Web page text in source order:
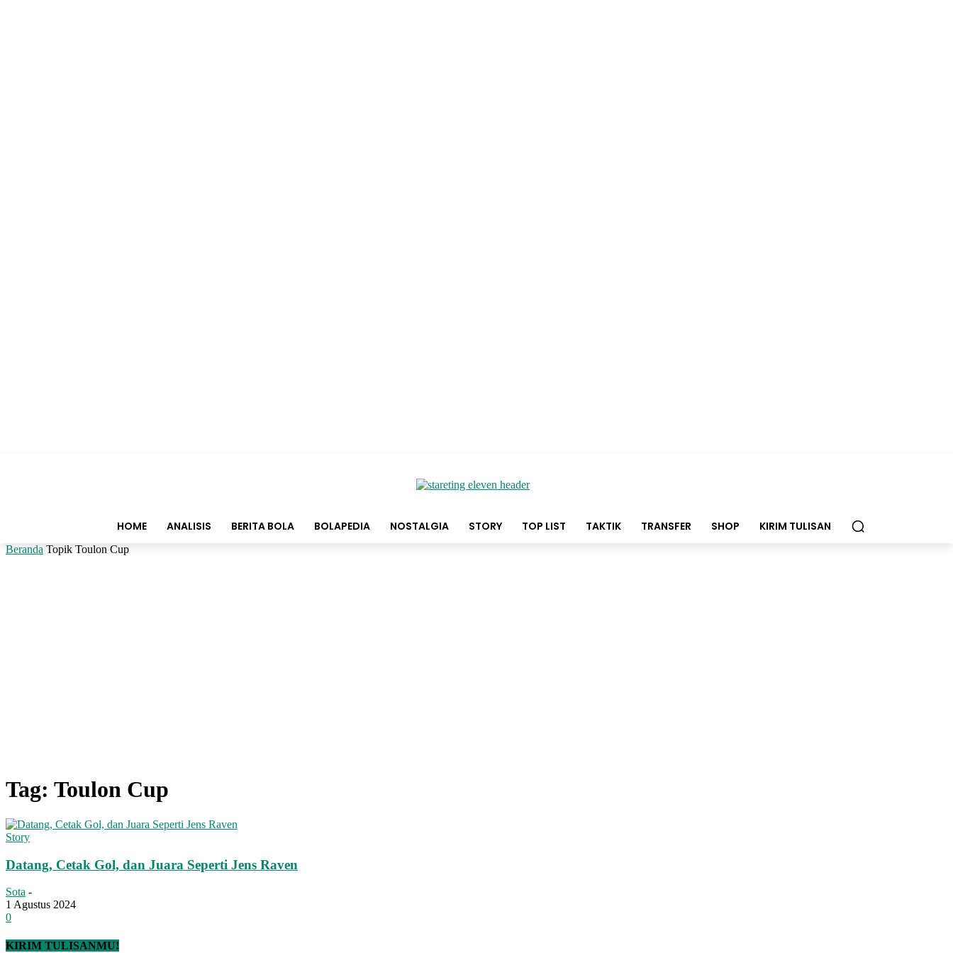
HOME ANALISIS BERITA BOLA BOLAPEDIA NOSTALGIA STORY TOP LIST TAKTIK TRANSFER SHOP KIRIM TULISAN
Beranda Topik Toulon Cup
Tag: Toulon Cup
Story
Datang, Cetak Gol, dan Juara Seperti Jens Raven
Sota -
1 Agustus 2024
0
KIRIM TULISANMU!